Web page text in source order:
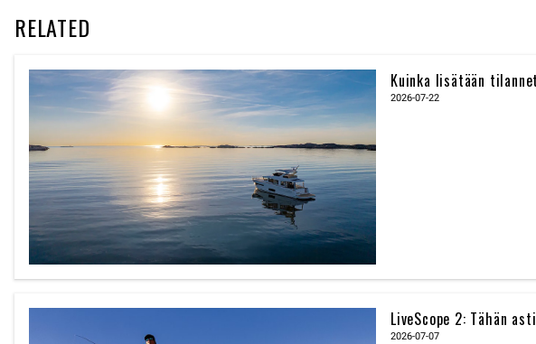
RELATED
Kuinka lisätään
2026-07-22
LiveScope 2: Tähän
2026-07-07